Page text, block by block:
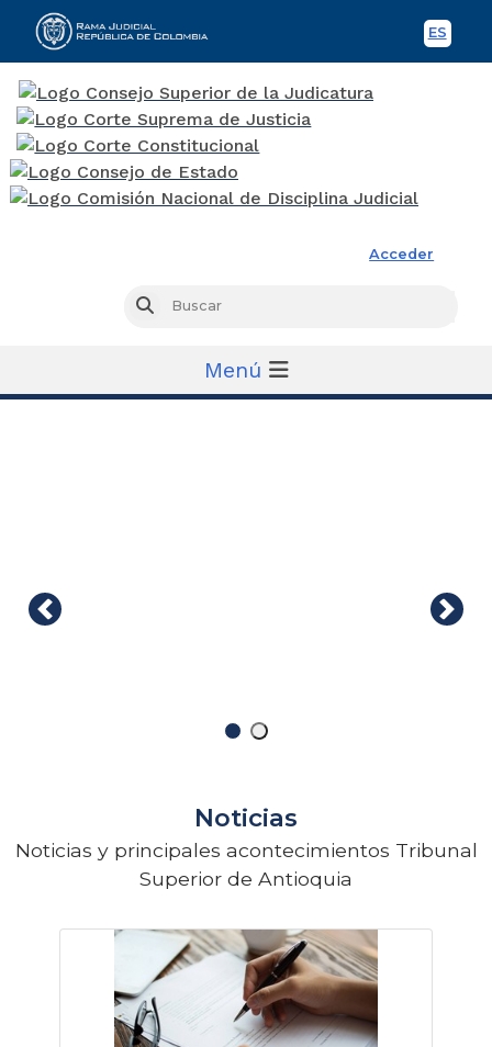
ES
Acceder
Buscar
Menú
Noticias
Noticias y principales acontecimientos Tribunal
Superior de Antioquia